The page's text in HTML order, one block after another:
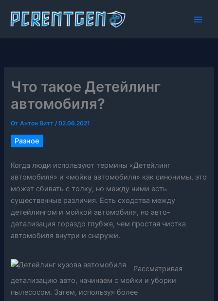
содержимому
Что такое Детейлинг
автомобиля?
ОтАнтон Витт/02.06.2021
Разное
Когда люди используют термины «Детейлинг
автомобиля» и «мойка автомобиля» как синонимы, это
может сбивать с толку, но между ними есть
существенные различия. Есть сходства между
детейлингом и мойкой автомобиля, но авто-
детализация гораздо глубже, чем простая чистка
автомобиля внутри и снаружи.
Рассматривая
детализацию авто, начинаем с мойки и уборки
пылесосом. Затем, используя более